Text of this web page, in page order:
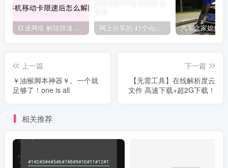
联通网络 解除限速方法参考！畅享、畅玩、老白干等及其它地区自测了 网上分享的 41个vip解析接口 有需要的拿去~ 免费看全网VIP会员视频
上一篇
￥油猴脚本神器￥。一个就
足够了！one is all
下一篇
【无需工具】在线解析度云
文件 高速下载+超2G下载！
相关推荐